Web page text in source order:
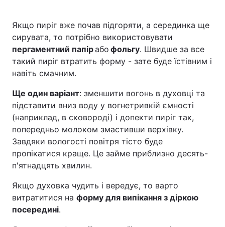
Якщо пиріг вже почав підгоряти, а серединка ще
сирувата, то потрібно використовувати
пергаментний папірабо фольгу. Швидше за все
такий пиріг втратить форму - зате буде їстівним і
навіть смачним.
Ще один варіант: зменшити вогонь в духовці та
підставити вниз воду у вогнетривкій ємності
(наприклад, в сковороді) і допекти пиріг так,
попередньо молоком змастивши верхівку.
Завдяки вологості повітря тісто буде
пропікатися краще. Це займе приблизно десять-
п'ятнадцять хвилин.
Якщо духовка чудить і вередує, то варто
витратитися на форму для випікання з діркою
посередині.